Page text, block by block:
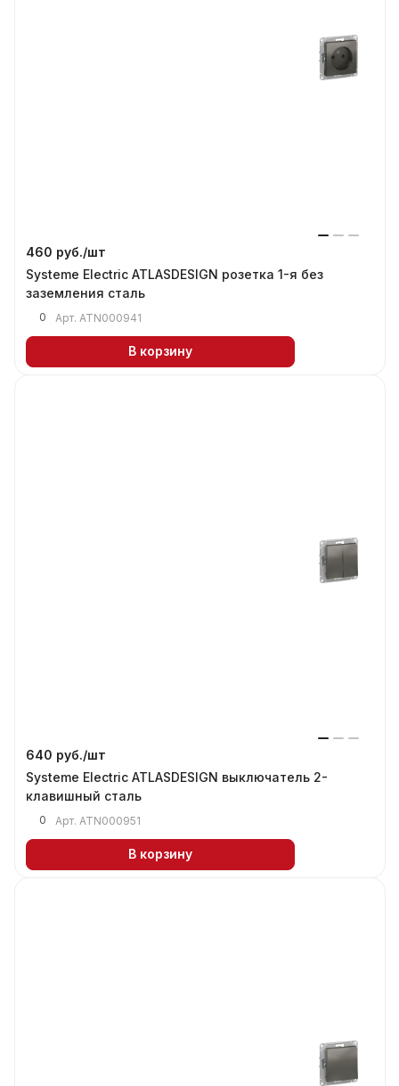
460 руб./шт
Systeme Electric ATLASDESIGN розетка 1-я без
заземления сталь
0 Арт. ATN000941
В корзину
640 руб./шт
Systeme Electric ATLASDESIGN выключатель 2-
клавишный сталь
0 Арт. ATN000951
В корзину